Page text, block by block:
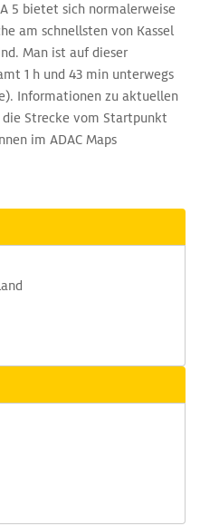
5 bietet sich normalerweise
am schnellsten von Kassel
Man ist auf dieser
1 h und 43 min unterwegs
Informationen zu aktuellen
die Strecke vom Startpunkt
im ADAC Maps